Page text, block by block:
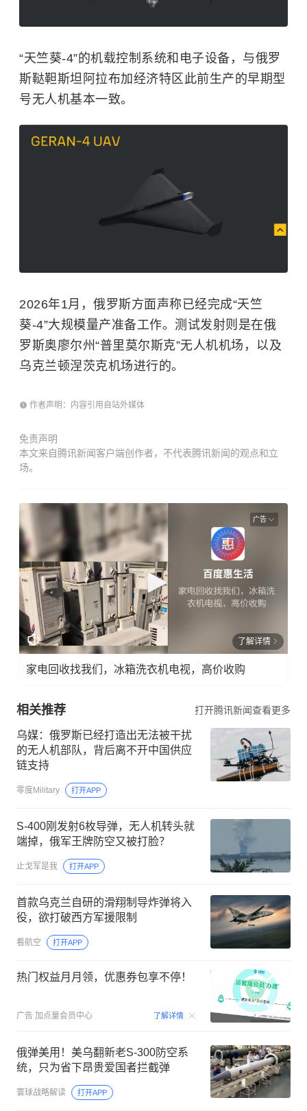
“天竺葵-4”的机载控制系统和电子设备，与俄罗
斯鞑靼斯坦阿拉布加经济特区此前生产的早期型
号无人机基本一致。
2026年1月，俄罗斯方面声称已经完成“天竺
葵-4”大规模量产准备工作。测试发射则是在俄
罗斯奥廖尔州“普里莫尔斯克”无人机机场，以及
乌克兰顿涅茨克机场进行的。
作者声明：内容引用自站外媒体
免责声明
本文来自腾讯新闻客户端创作者，不代表腾讯新闻的观点和立
场。
广告
了解详情
家电回收找我们，冰箱洗衣机电视，高价收购
相关推荐 打开腾讯新闻查看更多
乌媒：俄罗斯已经打造出无法被干扰
的无人机部队，背后离不开中国供应
链支持
零度Military 打开APP
S-400刚发射6枚导弹，无人机转头就
端掉，俄军王牌防空又被打脸？
止戈军是我 打开APP
首款乌克兰自研的滑翔制导炸弹将入
役，欲打破西方军援限制
看航空 打开APP
热门权益月月领，优惠券包享不停！
广告 加点量会员中心 了解详情 00:15
俄弹美用！美乌翻新老S-300防空系
统，只为省下昂贵爱国者拦截弹
寰球战略解读 打开APP